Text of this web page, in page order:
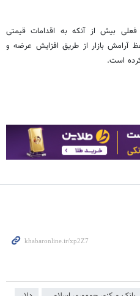
بیش از آنکه به اقدامات قیمتی
آرامش بازار از طریق افزایش عرضه و
است.